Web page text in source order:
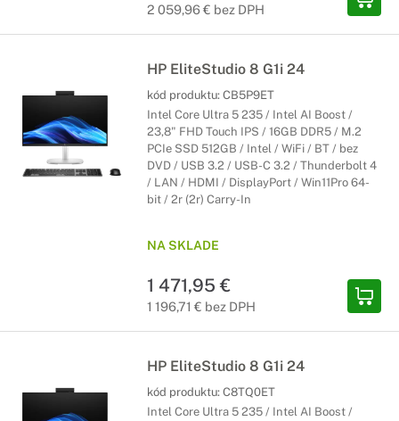
2 059,96 € bez DPH
HP EliteStudio 8 G1i 24
kód produktu: CB5P9ET
Intel Core Ultra 5 235 / Intel AI Boost /
23,8" FHD Touch IPS / 16GB DDR5 / M.2
PCIe SSD 512GB / Intel / WiFi / BT / bez
DVD / USB 3.2 / USB-C 3.2 / Thunderbolt 4
/ LAN / HDMI / DisplayPort / Win11Pro 64-
bit / 2r (2r) Carry-In
NA SKLADE
1 471,95 €
1 196,71 € bez DPH
HP EliteStudio 8 G1i 24
kód produktu: C8TQ0ET
Intel Core Ultra 5 235 / Intel AI Boost /